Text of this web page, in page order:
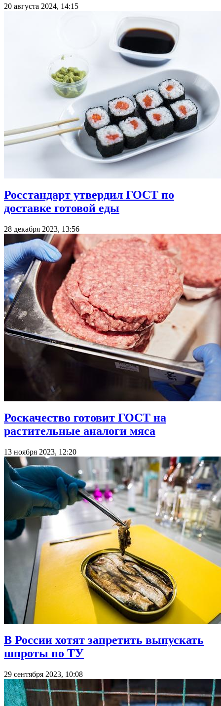
20 августа 2024, 14:15
Росстандарт утвердил ГОСТ по
доставке готовой еды
28 декабря 2023, 13:56
Роскачество готовит ГОСТ на
растительные аналоги мяса
13 ноября 2023, 12:20
В России хотят запретить выпускать
шпроты по ТУ
29 сентября 2023, 10:08